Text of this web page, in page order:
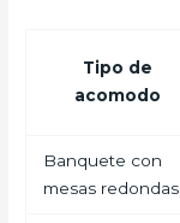
Tipo de
acomodo
Banquete con
mesas redondas